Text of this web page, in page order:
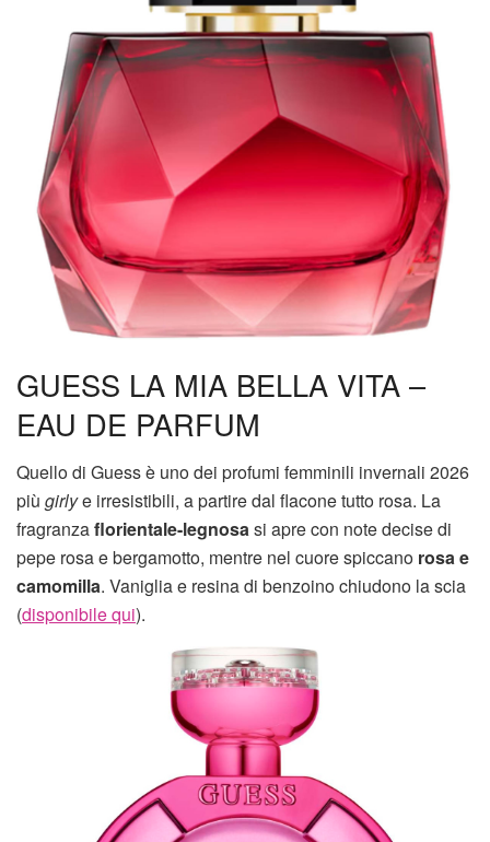
GUESS LA MIA BELLA VITA –
EAU DE PARFUM
Quello di Guess è uno dei profumi femminili invernali 2026
più girlye irresistibili, a partire dal flacone tutto rosa. La
fragranzaflorientale-legnosasi apre con note decise di
pepe rosa e bergamotto, mentre nel cuore spiccano rosa e
camomilla. Vaniglia e resina di benzoino chiudono la scia
(disponibile qui).